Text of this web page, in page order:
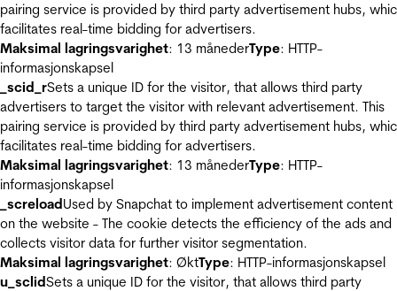
pairing service is provided by third party advertisement hubs,
facilitates real-time bidding for advertisers.
Maksimal lagringsvarighet: 13 månederType: HTTP-
informasjonskapsel
_scid_rSets a unique ID for the visitor, that allows third party
advertisers to target the visitor with relevant advertisement. This
pairing service is provided by third party advertisement hubs,
facilitates real-time bidding for advertisers.
Maksimal lagringsvarighet: 13 månederType: HTTP-
informasjonskapsel
_screloadUsed by Snapchat to implement advertisement content
on the website - The cookie detects the efficiency of the ads and
collects visitor data for further visitor segmentation.
Maksimal lagringsvarighet: ØktType: HTTP-informasjonskapsel
u_sclidSets a unique ID for the visitor, that allows third party